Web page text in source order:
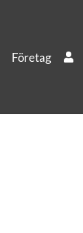
Företag